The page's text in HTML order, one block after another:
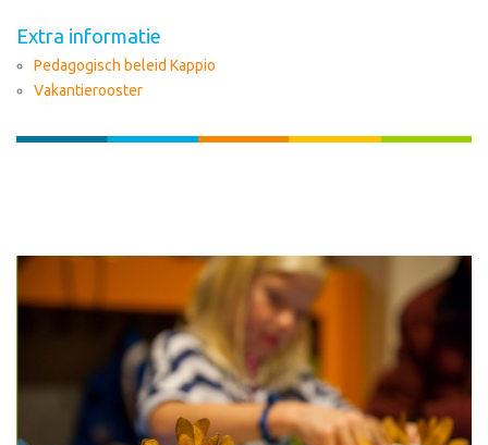
Extra informatie
Pedagogisch beleid Kappio
Vakantierooster